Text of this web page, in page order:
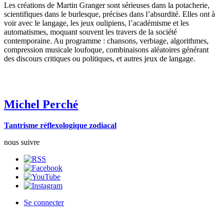
Les créations de Martin Granger sont sérieuses dans la potacherie,
scientifiques dans le burlesque, précises dans l’absurdité. Elles ont à
voir avec le langage, les jeux oulipiens, l’académisme et les
automatismes, moquant souvent les travers de la société
contemporaine. Au programme : chansons, verbiage, algorithmes,
compression musicale loufoque, combinaisons aléatoires générant
des discours critiques ou politiques, et autres jeux de langage.
Michel Perché
Tantrisme réflexologique zodiacal
nous suivre
Se connecter